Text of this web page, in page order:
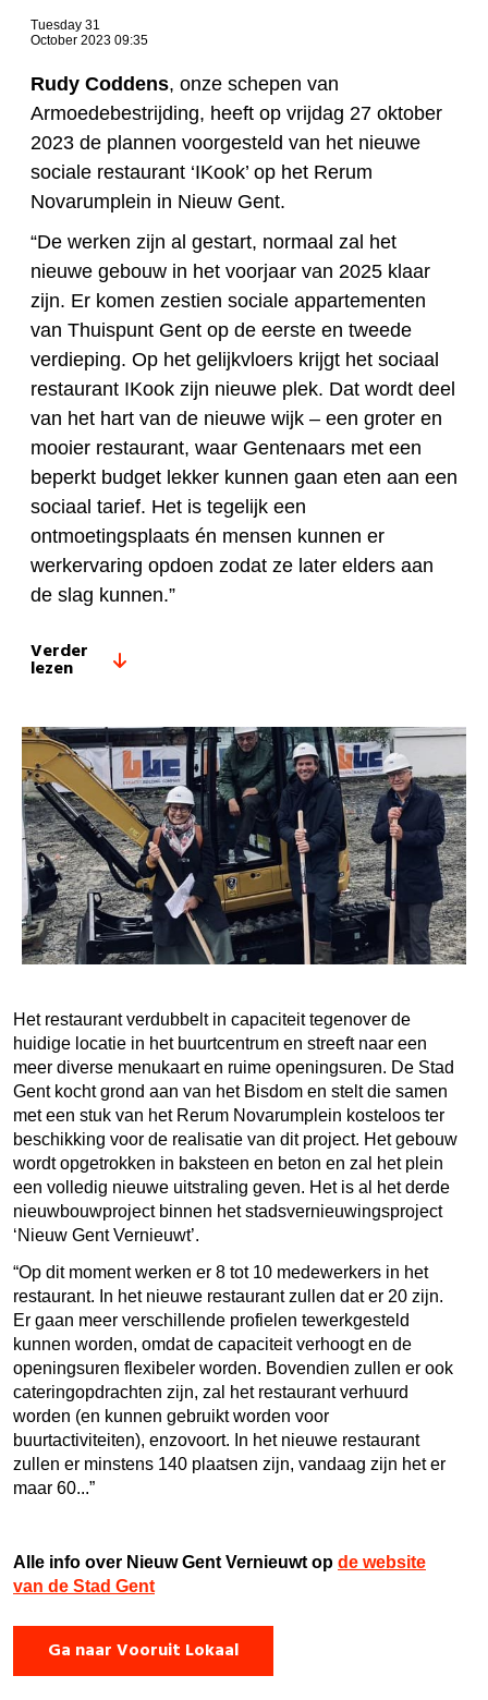
Tuesday 31
October 2023 09:35
Rudy Coddens, onze schepen van
Armoedebestrijding, heeft op vrijdag 27 oktober
2023 de plannen voorgesteld van het nieuwe
sociale restaurant ‘IKook’ op het Rerum
Novarumplein in Nieuw Gent.
“De werken zijn al gestart, normaal zal het
nieuwe gebouw in het voorjaar van 2025 klaar
zijn. Er komen zestien sociale appartementen
van Thuispunt Gent op de eerste en tweede
verdieping. Op het gelijkvloers krijgt het sociaal
restaurant IKook zijn nieuwe plek. Dat wordt deel
van het hart van de nieuwe wijk – een groter en
mooier restaurant, waar Gentenaars met een
beperkt budget lekker kunnen gaan eten aan een
sociaal tarief. Het is tegelijk een
ontmoetingsplaats én mensen kunnen er
werkervaring opdoen zodat ze later elders aan
de slag kunnen.”
Verder
lezen
Het restaurant verdubbelt in capaciteit tegenover de
huidige locatie in het buurtcentrum en streeft naar een
meer diverse menukaart en ruime openingsuren. De Stad
Gent kocht grond aan van het Bisdom en stelt die samen
met een stuk van het Rerum Novarumplein kosteloos ter
beschikking voor de realisatie van dit project. Het gebouw
wordt opgetrokken in baksteen en beton en zal het plein
een volledig nieuwe uitstraling geven. Het is al het derde
nieuwbouwproject binnen het stadsvernieuwingsproject
‘Nieuw Gent Vernieuwt’.
“Op dit moment werken er 8 tot 10 medewerkers in het
restaurant. In het nieuwe restaurant zullen dat er 20 zijn.
Er gaan meer verschillende profielen tewerkgesteld
kunnen worden, omdat de capaciteit verhoogt en de
openingsuren flexibeler worden. Bovendien zullen er ook
cateringopdrachten zijn, zal het restaurant verhuurd
worden (en kunnen gebruikt worden voor
buurtactiviteiten), enzovoort. In het nieuwe restaurant
zullen er minstens 140 plaatsen zijn, vandaag zijn het er
maar 60...”
Alle info over Nieuw Gent Vernieuwt op de website
van de Stad Gent
Ga naar Vooruit Lokaal